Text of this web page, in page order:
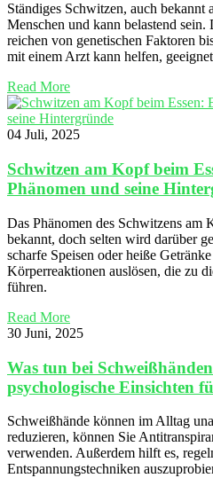
Ständiges Schwitzen, auch
Menschen und kann belastend
reichen von genetischen Faktoren
mit einem Arzt kann helfen,
Read More
04 Juli, 2025
Schwitzen am Kopf beim
Phänomen und seine
Das Phänomen des Schwitzens am
bekannt, doch selten wird darüber
scharfe Speisen oder heiße
Körperreaktionen auslösen, die zu
führen.
Read More
30 Juni, 2025
Was tun bei
psychologische Einsichten
Schweißhände können im Alltag
reduzieren, können Sie
verwenden. Außerdem hilft es,
Entspannungstechniken